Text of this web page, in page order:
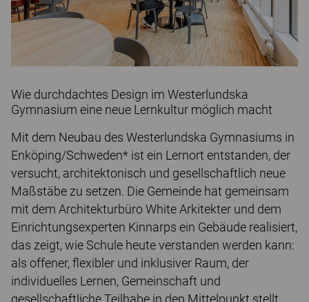
Wie durchdachtes Design im Westerlundska
Gymnasium eine neue Lernkultur möglich macht
Mit dem Neubau des Westerlundska Gymnasiums in
Enköping/Schweden* ist ein Lernort entstanden, der
versucht, architektonisch und gesellschaftlich neue
Maßstäbe zu setzen. Die Gemeinde hat gemeinsam
mit dem Architekturbüro White Arkitekter und dem
Einrichtungsexperten Kinnarps ein Gebäude realisiert,
das zeigt, wie Schule heute verstanden werden kann:
als offener, flexibler und inklusiver Raum, der
individuelles Lernen, Gemeinschaft und